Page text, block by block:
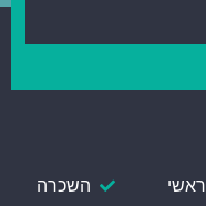
ראשי
השכרה